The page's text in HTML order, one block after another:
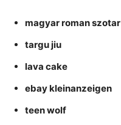
magyar roman szotar
targu jiu
lava cake
ebay kleinanzeigen
teen wolf